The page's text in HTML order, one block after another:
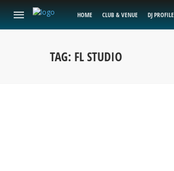
HOME CLUB & VENUE DJ PROFILE
TAG: FL STUDIO